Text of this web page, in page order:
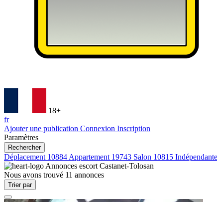
18+
fr
Ajouter une publication Connexion Inscription
Paramètres
Rechercher
Déplacement 10884 Appartement 19743 Salon 10815 Indépendante
Annonces escort Castanet-Tolosan
Nous avons trouvé 11 annonces
Trier par